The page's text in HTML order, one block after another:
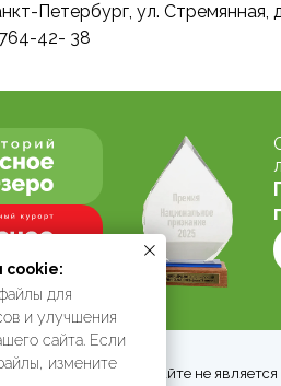
Петербург, ул. Стремянная,
42- 38
Информация на сайте не
cookie:
для
и улучшения
сайта. Если
измените